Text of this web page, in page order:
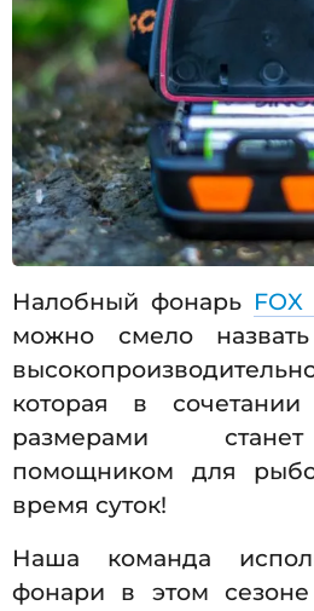
Налобный фонарь
можно смело
которая в
размерами
помощником для
время суток!
Наша команда
фонари в этом